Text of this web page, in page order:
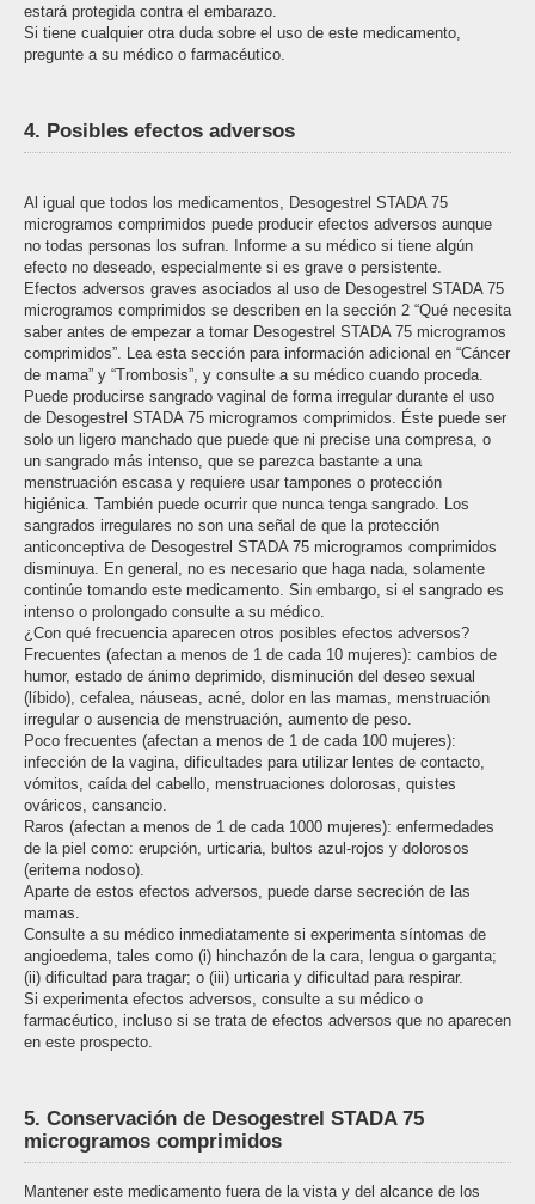
estará protegida contra el embarazo.
Si tiene cualquier otra duda sobre el uso de este medicamento,
pregunte a su médico o farmacéutico.
4. Posibles efectos adversos
Al igual que todos los medicamentos, Desogestrel STADA 75
microgramos comprimidos puede producir efectos adversos aunque
no todas personas los sufran. Informe a su médico si tiene algún
efecto no deseado, especialmente si es grave o persistente.
Efectos adversos graves asociados al uso de Desogestrel STADA 75
microgramos comprimidos se describen en la sección 2 “Qué necesita
saber antes de empezar a tomar Desogestrel STADA 75 microgramos
comprimidos”. Lea esta sección para información adicional en “Cáncer
de mama” y “Trombosis”, y consulte a su médico cuando proceda.
Puede producirse sangrado vaginal de forma irregular durante el uso
de Desogestrel STADA 75 microgramos comprimidos. Éste puede ser
solo un ligero manchado que puede que ni precise una compresa, o
un sangrado más intenso, que se parezca bastante a una
menstruación escasa y requiere usar tampones o protección
higiénica. También puede ocurrir que nunca tenga sangrado. Los
sangrados irregulares no son una señal de que la protección
anticonceptiva de Desogestrel STADA 75 microgramos comprimidos
disminuya. En general, no es necesario que haga nada, solamente
continúe tomando este medicamento. Sin embargo, si el sangrado es
intenso o prolongado consulte a su médico.
¿Con qué frecuencia aparecen otros posibles efectos adversos?
Frecuentes (afectan a menos de 1 de cada 10 mujeres): cambios de
humor, estado de ánimo deprimido, disminución del deseo sexual
(líbido), cefalea, náuseas, acné, dolor en las mamas, menstruación
irregular o ausencia de menstruación, aumento de peso.
Poco frecuentes (afectan a menos de 1 de cada 100 mujeres):
infección de la vagina, dificultades para utilizar lentes de contacto,
vómitos, caída del cabello, menstruaciones dolorosas, quistes
ováricos, cansancio.
Raros (afectan a menos de 1 de cada 1000 mujeres): enfermedades
de la piel como: erupción, urticaria, bultos azul-rojos y dolorosos
(eritema nodoso).
Aparte de estos efectos adversos, puede darse secreción de las
mamas.
Consulte a su médico inmediatamente si experimenta síntomas de
angioedema, tales como (i) hinchazón de la cara, lengua o garganta;
(ii) dificultad para tragar; o (iii) urticaria y dificultad para respirar.
Si experimenta efectos adversos, consulte a su médico o
farmacéutico, incluso si se trata de efectos adversos que no aparecen
en este prospecto.
5. Conservación de Desogestrel STADA 75
microgramos comprimidos
Mantener este medicamento fuera de la vista y del alcance de los